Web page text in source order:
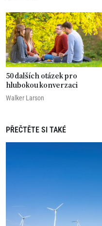
50 dalších otázek pro
hlubokou konverzaci
Walker Larson
PŘEČTĚTE SI TAKÉ